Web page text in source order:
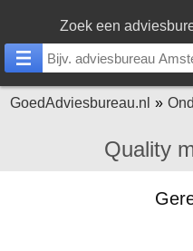
Zoek een
GoedAdviesbureau.nl
Quality